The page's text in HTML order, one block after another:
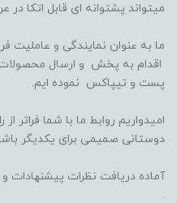
میتواند پشتوانه ای قابل اتکا
ما به عنوان نمایندگی و عاملیت
اقدام به پخش و ارسال
پست و تیپاکس نموده ایم.
امیدواریم روابط ما با شما فراتر
دوستانی صمیمی برای یکدیگر
آماده دریافت نظرات پیشنهادات
.